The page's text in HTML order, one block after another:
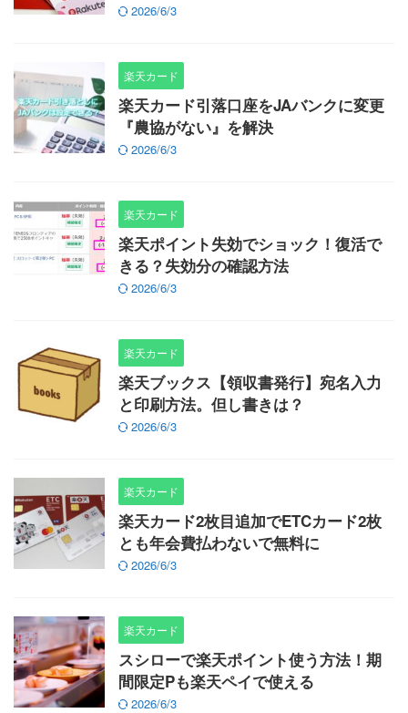
2026/6/3
楽天カード
楽天カード引落口座をJAバンクに変更
『農協がない』を解決
2026/6/3
楽天カード
楽天ポイント失効でショック！復活で
きる？失効分の確認方法
2026/6/3
楽天カード
楽天ブックス【領収書発行】宛名入力
と印刷方法。但し書きは？
2026/6/3
楽天カード
楽天カード2枚目追加でETCカード2枚
とも年会費払わないで無料に
2026/6/3
楽天カード
スシローで楽天ポイント使う方法！期
間限定Pも楽天ペイで使える
2026/6/3